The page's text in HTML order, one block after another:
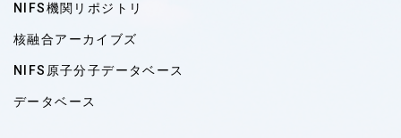
NIFS機関リポジトリ
核融合アーカイブズ
NIFS原子分子データベース
データベース